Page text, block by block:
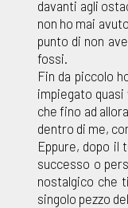
davanti agli
non ho mai
punto di non
fossi.
Fin da piccolo
impiegato
che fino ad
dentro di me,
Eppure, dopo il
successo o
nostalgico che
singolo pezzo